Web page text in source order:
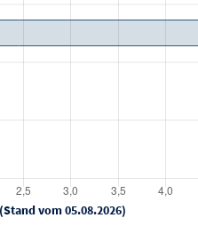
vom 05.08.2026)